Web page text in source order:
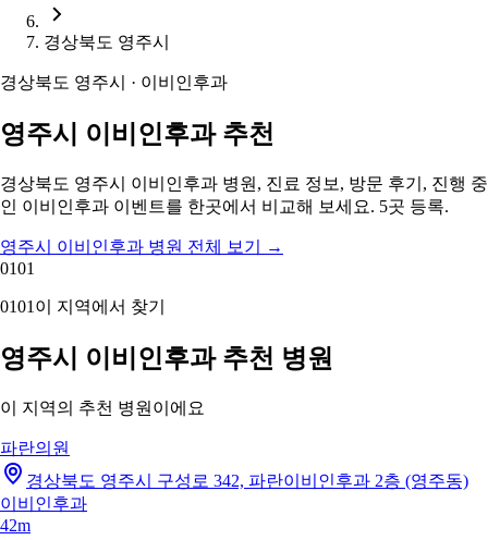
경상북도 영주시
경상북도 영주시 · 이비인후과
영주시 이비인후과 추천
경상북도 영주시 이비인후과 병원, 진료 정보, 방문 후기, 진행 중
인 이비인후과 이벤트를 한곳에서 비교해 보세요. 5곳 등록.
영주시 이비인후과 병원 전체 보기
→
0101
0101 이 지역에서 찾기
영주시 이비인후과 추천 병원
이 지역의 추천 병원이에요
파란의원
경상북도 영주시 구성로 342, 파란이비인후과 2층 (영주동)
이비인후과
42m